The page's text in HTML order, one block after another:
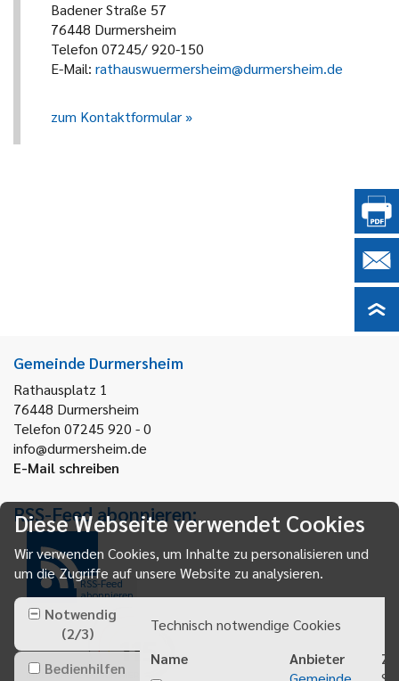
Badener Straße 57
76448 Durmersheim
Telefon 07245/ 920-150
E-Mail: rathauswuermersheim@durmersheim.de
zum Kontaktformular
Gemeinde Durmersheim
Rathausplatz 1
76448 Durmersheim
Telefon 07245 920 - 0
info@durmersheim.de
E-Mail schreiben
RSS-Feed abonnieren:
RSS-Feed
abonnieren
Diese Webseite verwendet Cookies
Wir verwenden Cookies, um Inhalte zu personalisieren und
um die Zugriffe auf unsere Website zu analysieren.
Notwendig
(2/3)
Bedienhilfen
Technisch notwendige Cookies
Name
Anbieter